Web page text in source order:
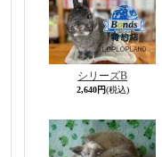
シリーズB
2,640円(税込)